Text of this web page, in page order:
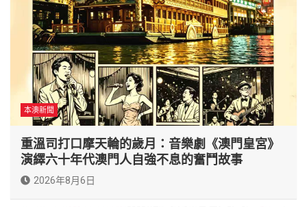
本澳新聞
重溫司打口摩天輪的歲月：音樂劇《澳門皇宮》
演繹六十年代澳門人自強不息的奮鬥故事
2026年8月6日